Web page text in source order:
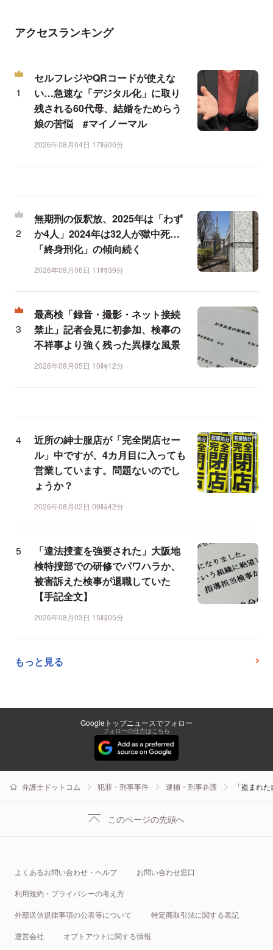
アクセスランキング
セルフレジやQRコードが使えな
い…急速な「デジタル化」に取り
残される60代母、結婚をためらう
娘の苦悩 #マイノーマル
2026年08月04日 17時00分
無期刑の仮釈放、2025年は「わず
か4人」2024年は32人が獄中死…
「終身刑化」の傾向続く
2026年08月06日 11時39分
最高検「録音・撮影・ネット接続
禁止」記者会見に初参加、検事の
不祥事より強く残った異様な風景
2026年08月05日 10時12分
近所の紳士服店が「完全閉店セー
ル」中ですが、4カ月目に入っても
営業しています。問題ないのでし
ょうか？
2026年08月02日 09時42分
「違法捜査を強要された」大阪地
検特捜部での研修でパワハラか、
被害訴えた検事が退職していた
【手記全文】
2026年08月03日 15時05分
もっと見る
Googleトップニュースでフォロー
フォローの仕方はこちら
弁護士ドットコム 犯罪・刑事事件 逮捕・刑事弁護 「盗まれ
このページの先頭へ
よくあるお問い合わせ・ヘルプ お問い合わせ窓口
利用規約・プライバシーの考え方
外部送信規律事項の公表等について 特定商取引法に関する表記
運営会社 オプトアウトに関する情報